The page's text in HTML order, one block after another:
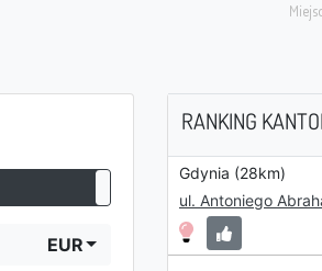
Sprzedaję
EUR
RANKING
Gdynia (28km)
ul. Antoniego